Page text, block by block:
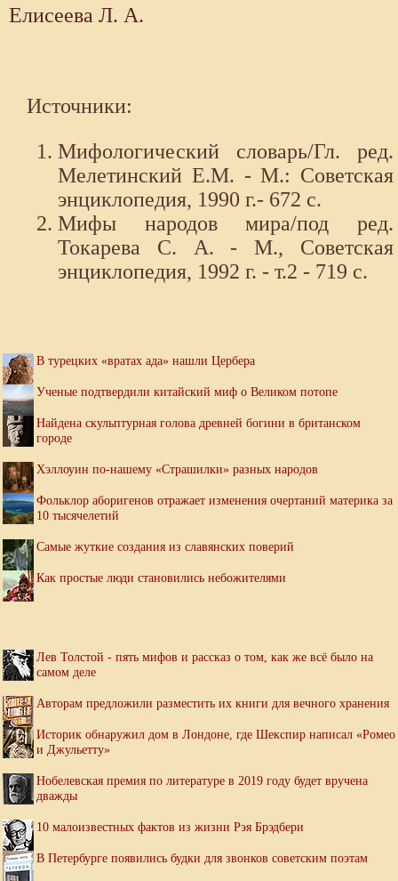
Елисеева Л. А.
Источники:
Мифологический словарь/Гл. ред.
Мелетинский Е.М. - М.: Советская
энциклопедия, 1990 г.- 672 с.
Мифы народов мира/под ред.
Токарева С. А. - М., Советская
энциклопедия, 1992 г. - т.2 - 719 с.
В турецких «вратах ада» нашли Цербера
Ученые подтвердили китайский миф о Великом потопе
Найдена скульптурная голова древней богини в британском
городе
Хэллоуин по-нашему «Страшилки» разных народов
Фольклор аборигенов отражает изменения очертаний материка за
10 тысячелетий
Самые жуткие создания из славянских поверий
Как простые люди становились небожителями
Лев Толстой - пять мифов и рассказ о том, как же всё было на
самом деле
Авторам предложили разместить их книги для вечного хранения
Историк обнаружил дом в Лондоне, где Шекспир написал «Ромео
и Джульетту»
Нобелевская премия по литературе в 2019 году будет вручена
дважды
10 малоизвестных фактов из жизни Рэя Брэдбери
В Петербурге появились будки для звонков советским поэтам